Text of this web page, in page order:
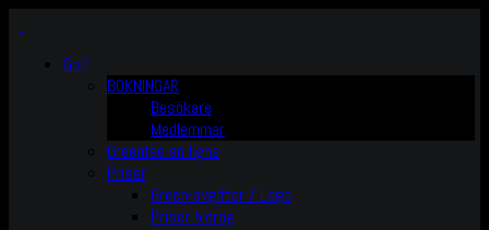
Golf
BOKNINGAR
Besökare
Medlemmar
Greenfee en ligne
Priser
Green-avgifter / Läge
Priser bidrag